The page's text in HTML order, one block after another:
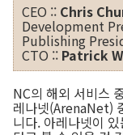
CEO :: Chris
Development
Publishing
CTO :: Patrick
NC의 해외 서비스
레나넷(ArenaNet)
니다. 아레나넷이